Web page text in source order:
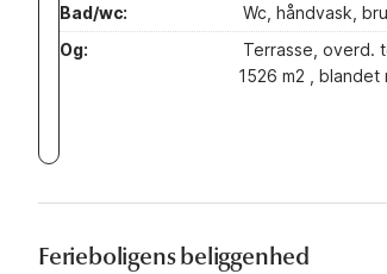
Bad/wc:
Wc, håndvask,
Og:
Terrasse, overd.
1526 m2 ,
Ferieboligens beliggenhed